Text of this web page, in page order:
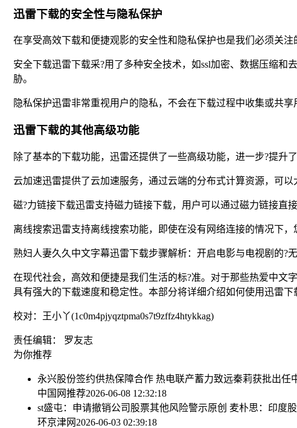
迅雷下载的安全性与隐私保护
在享受高效下载和便捷观影的安全性和隐私保护也是我们必须关
安全下载迅雷下载采?用了多种安全技术，如ssl加密、数据压缩
胁。
隐私保护迅雷非常重视用户的隐私，不会在下载过程中收集或共
迅雷下载的其他高级功能
除了基本的下载功能，迅雷还提供了一些高级功能，进一步?提升了
云加速迅雷提供了云加速服务，通过云端的分布式计算资源，可
磁?力链接下载迅雷支持磁力链接下载，用户可以通过磁力链接直
离线搜索迅雷支持离线搜索功能，即使在没有网络连接的情况下
熟妇人妻久久中文字幕迅雷下载步骤解析：开启电影与电视剧的?
在现代社会，高效和便捷是我们生活的标?准。对于那些热爱中文
具有强大的下载速度和稳定性。本部分将详细介绍如何使用迅雷下
校对：王小丫(1c0m4pjyqztpma0s7t9zffz4htykkag)
责任编辑： 罗友志
为你推荐
永兴股份签约供热保障合作 热电联产蓄力致远秦莉获批出任
中国网推荐2026-06-08 12:32:18
st盛屯：申请撤销公司股票其他风险警示原创 麦朴思：印度
环京津网 2026-06-03 02:39:18